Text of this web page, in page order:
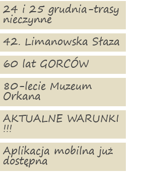
24 i 25 grudnia-trasy
nieczynne
42. Limanowska Słaza
60 lat GORCÓW
80-lecie Muzeum
Orkana
AKTUALNE WARUNKI
!!!
Aplikacja mobilna już
dostępna